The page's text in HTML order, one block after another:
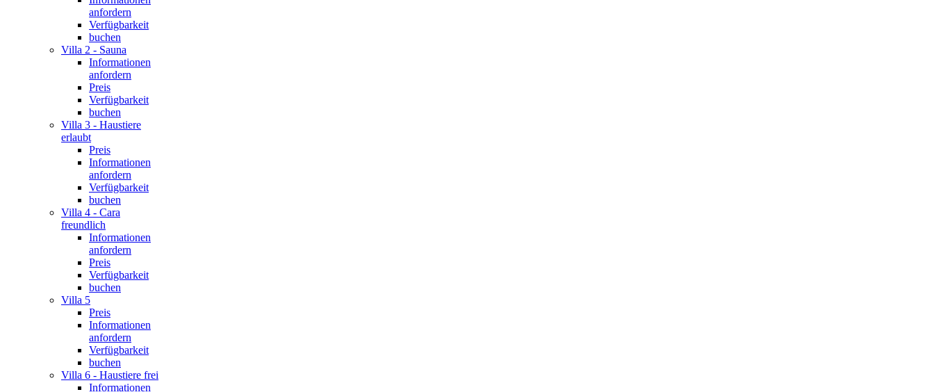
anfordern
Verfügbarkeit
buchen
Villa 2 - Sauna
Informationen
anfordern
Preis
Verfügbarkeit
buchen
Villa 3 - Haustiere
erlaubt
Preis
Informationen
anfordern
Verfügbarkeit
buchen
Villa 4 - Cara
freundlich
Informationen
anfordern
Preis
Verfügbarkeit
buchen
Villa 5
Preis
Informationen
anfordern
Verfügbarkeit
buchen
Villa 6 - Haustiere frei
Informationen